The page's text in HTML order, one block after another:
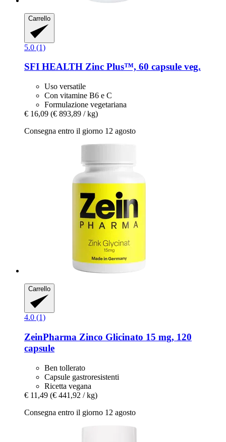
Carrello
5.0 (1)
SFI HEALTH Zinc Plus™, 60 capsule veg.
Uso versatile
Con vitamine B6 e C
Formulazione vegetariana
€ 16,09 (€ 893,89 / kg)
Consegna entro il giorno 12 agosto
Carrello
4.0 (1)
ZeinPharma Zinco Glicinato 15 mg, 120
capsule
Ben tollerato
Capsule gastroresistenti
Ricetta vegana
€ 11,49 (€ 441,92 / kg)
Consegna entro il giorno 12 agosto